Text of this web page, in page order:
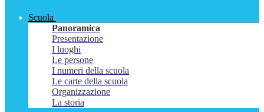
Scuola
Panoramica
Presentazione
I luoghi
Le persone
I numeri della scuola
Le carte della scuola
Organizzazione
La storia